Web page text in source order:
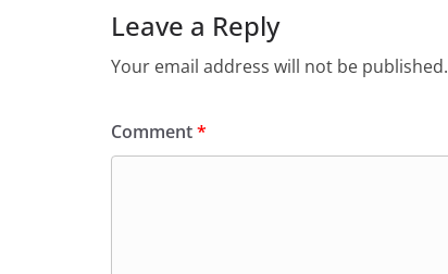
Leave a Reply
Your email address will not be published.
Comment*